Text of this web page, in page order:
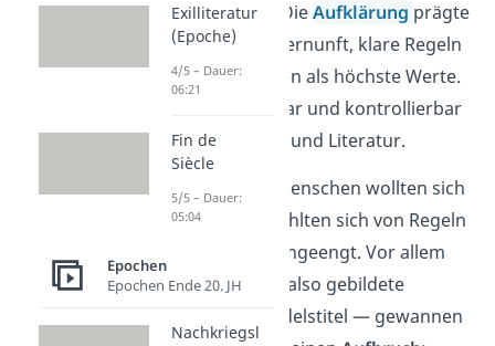
stark veränderte. DieAufklärung prägte
die Gesellschaft: Vernunft, klare Regeln
und Autorität galten als höchste Werte.
Alles sollte erklärbar und kontrollierbar
sein — auch Kunst und Literatur.
Doch viele junge Menschen wollten sich
davon lösen. Sie fühlten sich von Regeln
und Hierarchien eingeengt. Vor allem
das Bürgertum
— also gebildete
Menschen ohne Adelstitel — gewannen
Exilliteratur
(Epoche)
4/5 – Dauer:
06:21
Fin de
Siècle
5/5 – Dauer:
05:04
Epochen
Epochen Ende 20. JH
Nachkriegsl